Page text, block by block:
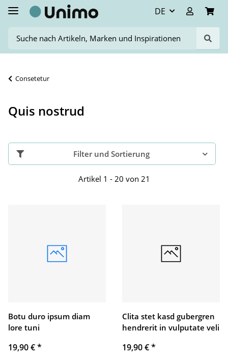
DE
Consetetur
Quis nostrud
Filter und Sortierung
Artikel 1 - 20 von 21
Botu duro ipsum diam
lore tuni
19,90 €*
Clita stet kasd gubergren
hendrerit in vulputate veli
19,90 €*